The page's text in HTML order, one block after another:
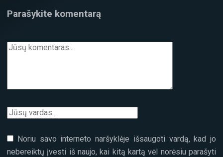
Parašykite komentarą
Noriu savo interneto naršyklėje išsaugoti vardą, kad jo
nebereiktų įvesti iš naujo, kai kitą kartą vėl norėsiu parašyti